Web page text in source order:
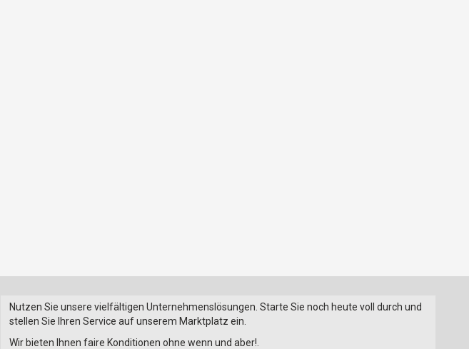
Nutzen Sie unsere vielfältigen Unternehmenslösungen. Starte Sie noch heute voll durch und
stellen Sie Ihren Service auf unserem Marktplatz ein.
Wir bieten Ihnen faire Konditionen ohne wenn und aber!.